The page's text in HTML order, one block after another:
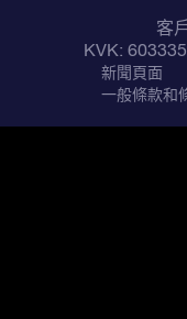
客
KVK:
新聞頁面
一般條款和